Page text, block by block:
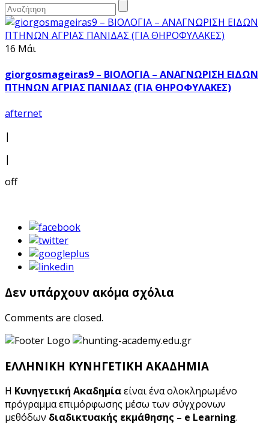
16 Μάι
giorgosmageiras9 – ΒΙΟΛΟΓΙΑ – ΑΝΑΓΝΩΡΙΣΗ ΕΙΔΩΝ
ΠΤΗΝΩΝ ΑΓΡΙΑΣ ΠΑΝΙΔΑΣ (ΓΙΑ ΘΗΡΟΦΥΛΑΚΕΣ)
afternet
|
|
off
Δεν υπάρχουν ακόμα σχόλια
Comments are closed.
ΕΛΛΗΝΙΚΗ ΚΥΝΗΓΕΤΙΚΗ ΑΚΑΔΗΜΙΑ
Η Κυνηγετική Ακαδημίαείναι ένα ολοκληρωμένο
πρόγραμμα επιμόρφωσης μέσω των σύγχρονων
μεθόδων διαδικτυακής εκμάθησης – e Learning.